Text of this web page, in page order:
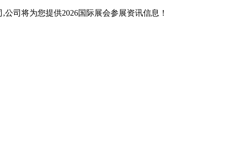
司将为您提供2026国际展会参展资讯信息！